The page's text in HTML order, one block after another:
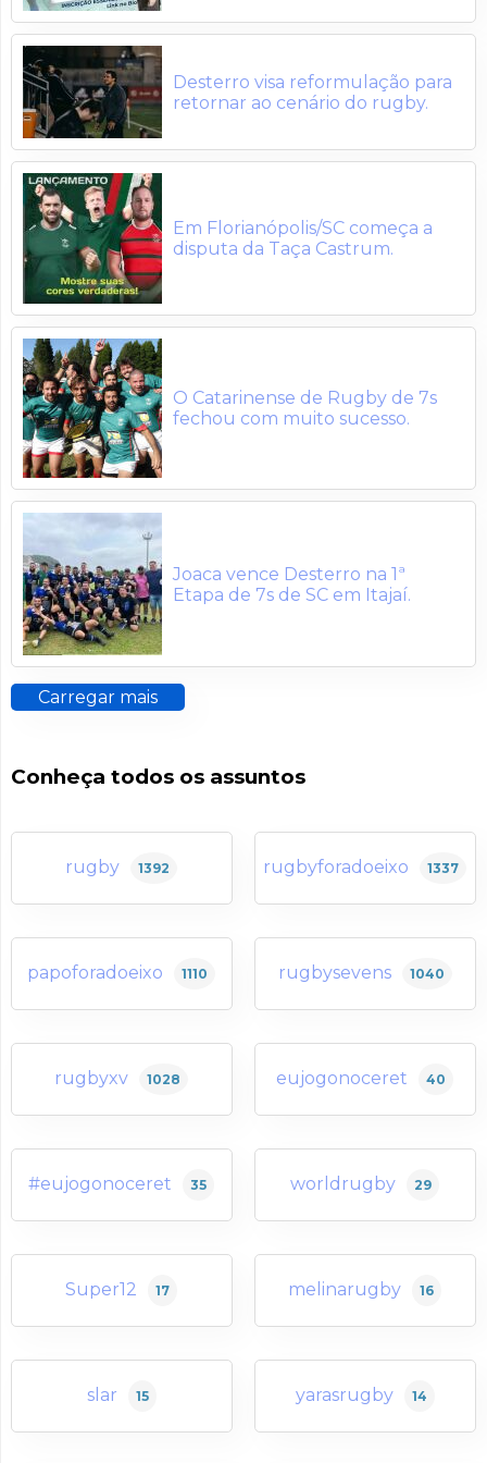
Desterro visa reformulação para
retornar ao cenário do rugby.
Em Florianópolis/SC começa a
disputa da Taça Castrum.
O Catarinense de Rugby de 7s
fechou com muito sucesso.
Joaca vence Desterro na 1ª
Etapa de 7s de SC em Itajaí.
Carregar mais
Conheça todos os assuntos
rugby 1392 rugbyforadoeixo 1337
papoforadoeixo 1110 rugbysevens 1040
rugbyxv 1028 eujogonoceret 40
#eujogonoceret 35 worldrugby 29
Super12 17 melinarugby 16
slar 15 yarasrugby 14